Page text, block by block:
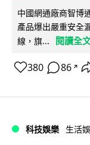
中國網通廠商智博
產品爆出嚴重安全
線，旗...
閱讀全
380 86 ↗
科技娛樂 生活